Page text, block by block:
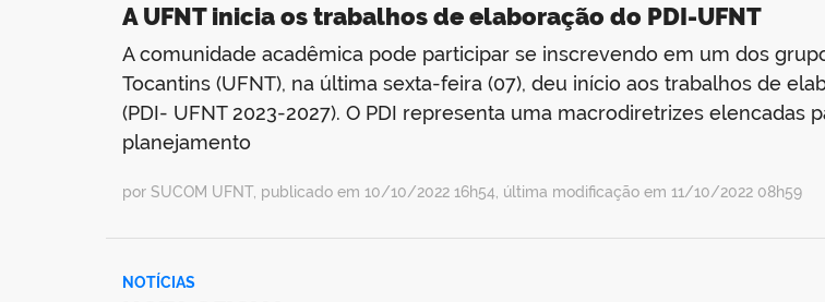
A UFNT inicia os trabalhos de elaboração do PDI-UFNT
A comunidade acadêmica pode participar se inscrevendo em um dos
Tocantins (UFNT), na última sexta-feira (07), deu início aos trabalhos de
(PDI- UFNT 2023-2027). O PDI representa uma macrodiretrizes elencadas
planejamento
por SUCOM UFNT, publicado em 10/10/2022 16h54, última modificação em 11/10/2022 08h59
NOTÍCIAS